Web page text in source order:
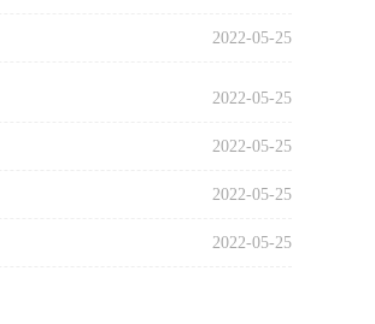
2022-05-25
2022-05-25
2022-05-25
2022-05-25
2022-05-25